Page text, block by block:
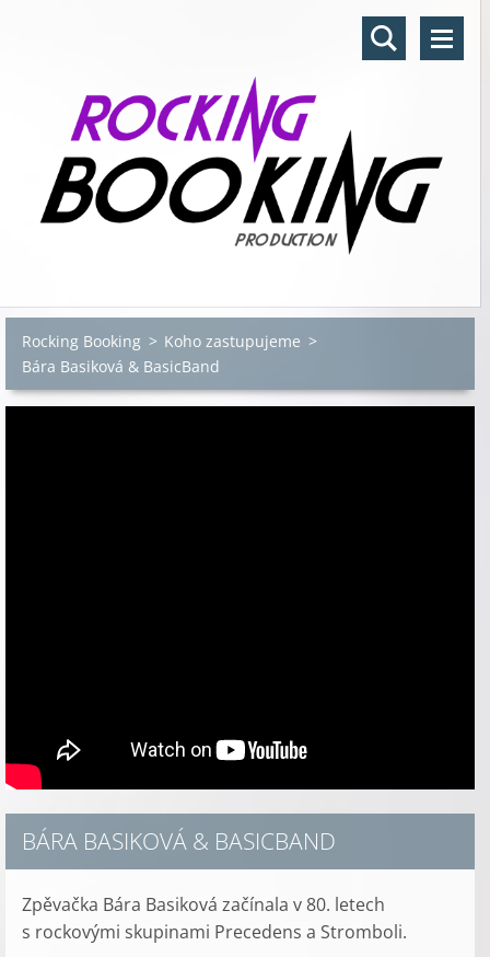
Rocking Booking > Koho zastupujeme >
Bára Basiková & BasicBand
BÁRA BASIKOVÁ & BASICBAND
Zpěvačka Bára Basiková začínala v 80. letech
s rockovými skupinami Precedens a Stromboli.